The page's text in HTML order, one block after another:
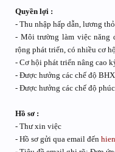
Quyền lợi :
- Thu nhập hấp dẫn, lương
- Môi trường làm việc năng
rộng phát triển, có nhiều cơ
- Cơ hội phát triển nâng cao
- Được hưởng các chế độ
- Được hưởng các chế độ
Hồ sơ :
- Thư xin việc
- Hồ sơ gửi qua email đến